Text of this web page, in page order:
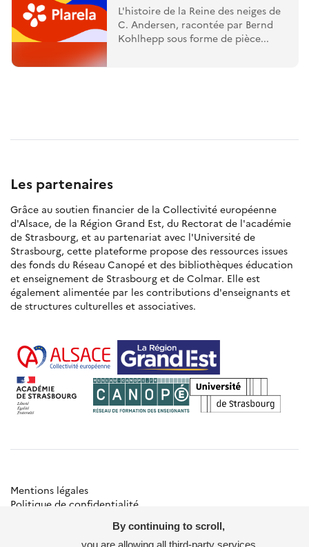
L'histoire de la Reine des neiges de
C. Andersen, racontée par Bernd
Kohlhepp sous forme de pièce...
Les partenaires
Grâce au soutien financier de la Collectivité européenne
d'Alsace, de la Région Grand Est, du Rectorat de l'académie
de Strasbourg, et au partenariat avec l'Université de
Strasbourg, cette plateforme propose des ressources issues
des fonds du Réseau Canopé et des bibliothèques éducation
et enseignement de Strasbourg et de Colmar. Elle est
également alimentée par les contributions d'enseignants et
de structures culturelles et associatives.
Mentions légales
Politique de confidentialité
By continuing to scroll,
you are allowing all third-party services